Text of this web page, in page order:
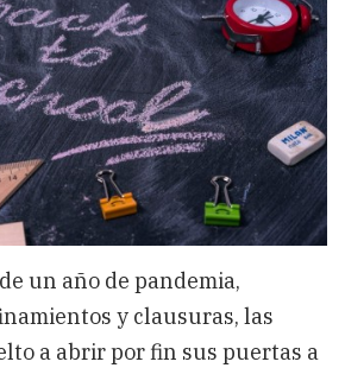
un año de pandemia,
y clausuras, las
a abrir por fin sus puertas a